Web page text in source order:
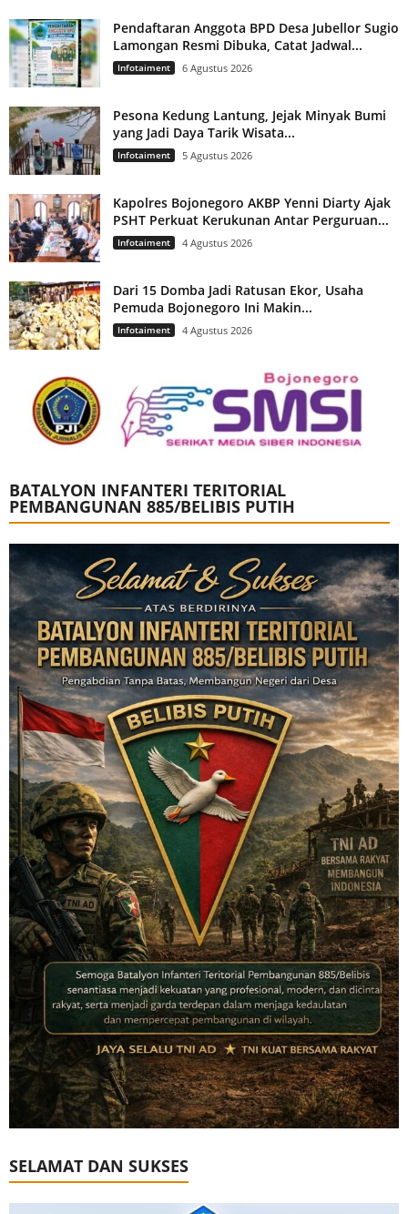
Pendaftaran Anggota BPD Desa Jubellor Sugio
Lamongan Resmi Dibuka, Catat Jadwal...
Infotaiment 6 Agustus 2026
Pesona Kedung Lantung, Jejak Minyak Bumi
yang Jadi Daya Tarik Wisata...
Infotaiment 5 Agustus 2026
Kapolres Bojonegoro AKBP Yenni Diarty Ajak
PSHT Perkuat Kerukunan Antar Perguruan...
Infotaiment 4 Agustus 2026
Dari 15 Domba Jadi Ratusan Ekor, Usaha
Pemuda Bojonegoro Ini Makin...
Infotaiment 4 Agustus 2026
BATALYON INFANTERI TERITORIAL
PEMBANGUNAN 885/BELIBIS PUTIH
SELAMAT DAN SUKSES